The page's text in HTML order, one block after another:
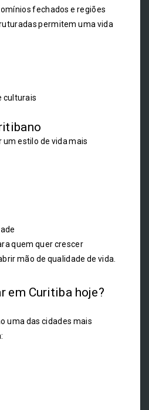
fechados e regiões
permitem uma vida
culturais
um estilo de vida mais
quem quer crescer
mão de qualidade de vida.
em Curitiba hoje?
uma das cidades mais